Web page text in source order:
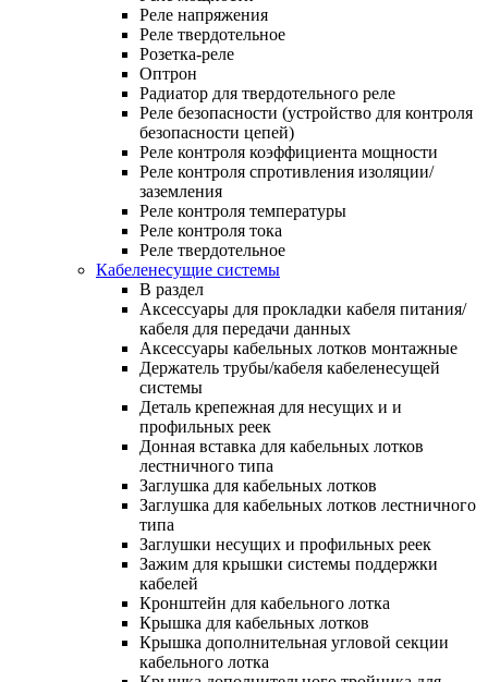
Реле напряжения
Реле твердотельное
Розетка-реле
Оптрон
Радиатор для твердотельного реле
Реле безопасности (устройство для контроля
безопасности цепей)
Реле контроля коэффициента мощности
Реле контроля спротивления изоляции/
заземления
Реле контроля температуры
Реле контроля тока
Реле твердотельное
Кабеленесущие системы
В раздел
Аксессуары для прокладки кабеля питания/
кабеля для передачи данных
Аксессуары кабельных лотков монтажные
Держатель трубы/кабеля кабеленесущей
системы
Деталь крепежная для несущих и и
профильных реек
Донная вставка для кабельных лотков
лестничного типа
Заглушка для кабельных лотков
Заглушка для кабельных лотков лестничного
типа
Заглушки несущих и профильных реек
Зажим для крышки системы поддержки
кабелей
Кронштейн для кабельного лотка
Крышка для кабельных лотков
Крышка дополнительная угловой секции
кабельного лотка